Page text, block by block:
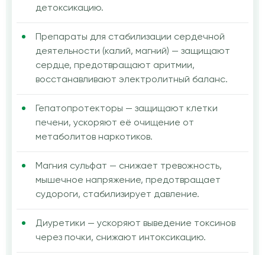
детоксикацию.
Препараты для стабилизации сердечной
деятельности (калий, магний) — защищают
сердце, предотвращают аритмии,
восстанавливают электролитный баланс.
Гепатопротекторы — защищают клетки
печени, ускоряют её очищение от
метаболитов наркотиков.
Магния сульфат — снижает тревожность,
мышечное напряжение, предотвращает
судороги, стабилизирует давление.
Диуретики — ускоряют выведение токсинов
через почки, снижают интоксикацию.